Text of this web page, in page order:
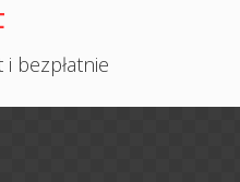
bezpłatnie